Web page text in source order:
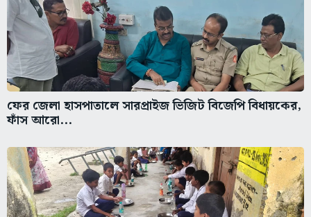
ফের জেলা হাসপাতালে সারপ্রাইজ ভিজিট বিজেপি বিধায়কের,
ফাঁস আরো...